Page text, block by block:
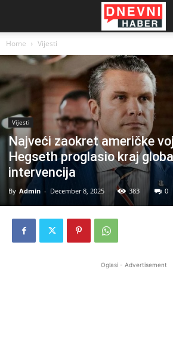
Home Vijesti
Vijesti
Najveći zaokret američke
Hegseth proglasio kraj
intervencija
By Admin - December 8, 2025 383 0
Oglasi - Advertisement